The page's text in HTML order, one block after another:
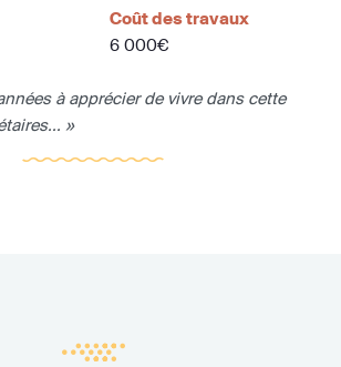
Coût des travaux
6 000€
à apprécier de vivre dans cette
»